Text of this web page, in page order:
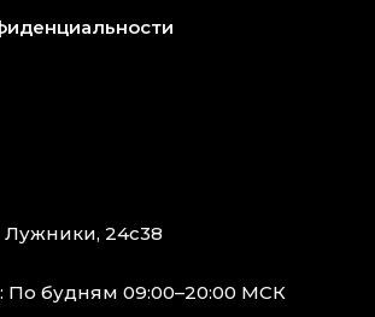
24с38
По будням 09:00–20:00 МСК